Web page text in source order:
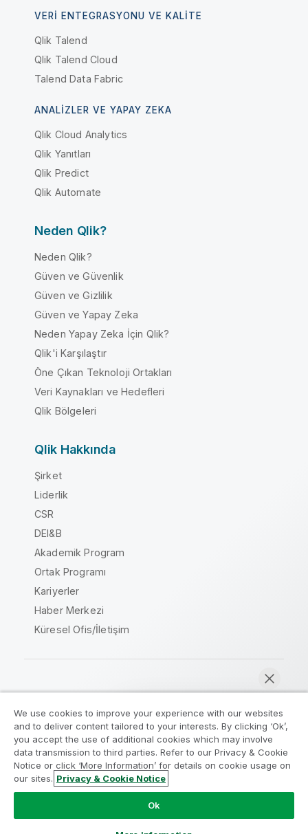
Şimdi sohbet et
VERI ENTEGRASYONU VE KALITE
Qlik Talend
Qlik Talend Cloud
Talend Data Fabric
ANALIZLER VE YAPAY ZEKA
Qlik Cloud Analytics
Qlik Yanıtları
Qlik Predict
Qlik Automate
Neden Qlik?
Neden Qlik?
Güven ve Güvenlik
Güven ve Gizlilik
Güven ve Yapay Zeka
Neden Yapay Zeka İçin Qlik?
Qlik'i Karşılaştır
Öne Çıkan Teknoloji Ortakları
Veri Kaynakları ve Hedefleri
Qlik Bölgeleri
Qlik Hakkında
Şirket
Liderlik
CSR
DEI&B
Akademik Program
Ortak Programı
Kariyerler
Haber Merkezi
Küresel Ofis/İletişim
Yasal sözleşmeler
Ürün Koşulları
Legal Policies
Legal Policies
Kullanım koşulları
Ticari markalar
Do Not Share My Info
Telif Hakkı © 1993-2026 QlikTech International AB. Tüm
We use cookies to improve your experience with our websites
and to deliver content tailored to your interests. By clicking ‘Ok’,
you accept the use of additional cookies which may involve
data transmission to third parties. Refer to our Privacy & Cookie
Notice or click ‘More Information’ for details on cookie usage on
our sites. Privacy & Cookie Notice
Ok